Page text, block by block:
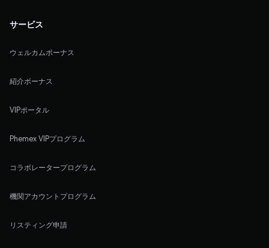
サービス
ウェルカムボーナス
紹介ボーナス
VIPポータル
Phemex VIPプログラム
コラボレータープログラム
機関アカウントプログラム
リスティング申請